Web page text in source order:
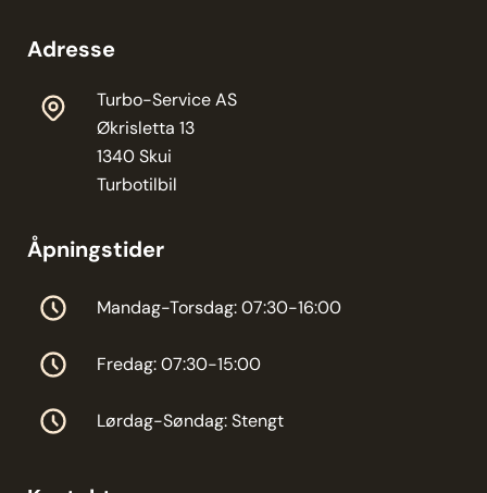
Adresse
Turbo-Service AS
Økrisletta 13
1340 Skui
Turbotilbil
Åpningstider
Mandag-Torsdag: 07:30-16:00
Fredag: 07:30-15:00
Lørdag-Søndag: Stengt